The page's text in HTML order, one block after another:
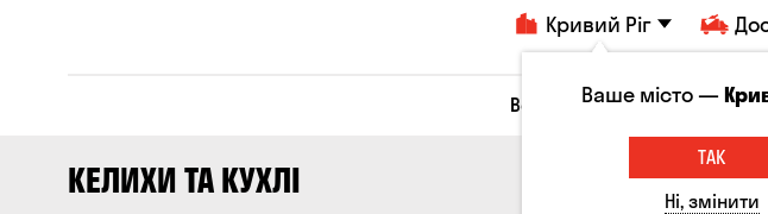
Кривий Ріг
Всі товари Келихи та
КЕЛИХИ ТА КУХЛІ
Ваше місто —
ТАК
Ні, змінити